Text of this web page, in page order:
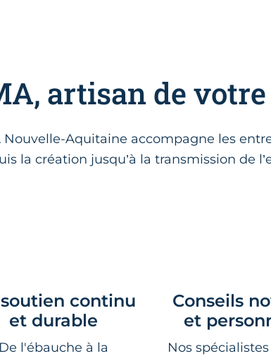
artisan de
Nouvelle-Aquitaine accompagne les
la création jusqu’à la transmission de
continu
et durable
De l'ébauche à la
Conseils
et
Nos